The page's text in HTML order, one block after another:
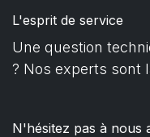
L'esprit de service
Une question
? Nos experts sont
N'hésitez pas à nous